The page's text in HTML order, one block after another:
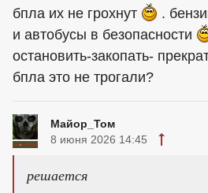
бпла их не грохнут
.
и автобусы в безопасности
остановить-закопать-
бпла это не трогали?
Майор_Том
8 июня 2026 14:45
решается